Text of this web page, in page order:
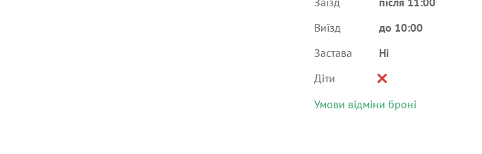
Виїзд
до 10:00
Застава
Ні
Діти
Умови відміни броні